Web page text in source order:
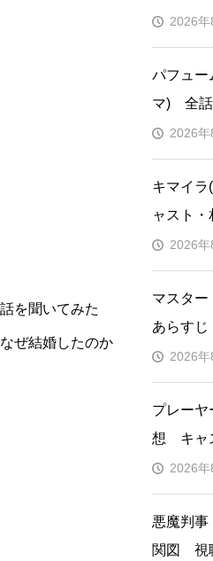
を聞いてみた
ぜ結婚したのか
2026年
パフュー
マ) 全話
2026年
キマイ
ャスト
2026年
マスタ
あらす
2026年
プレー
想 キャ
2026年
悪魔判
関図 視